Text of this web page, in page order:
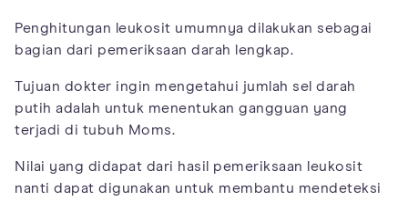
Penghitungan leukosit umumnya dilakukan sebagai
bagian dari pemeriksaan darah lengkap.
Tujuan dokter ingin mengetahui jumlah sel darah
putih adalah untuk menentukan gangguan yang
terjadi di tubuh Moms.
Nilai yang didapat dari hasil pemeriksaan leukosit
nanti dapat digunakan untuk membantu mendeteksi